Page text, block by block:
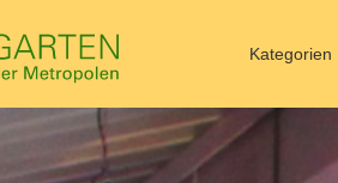
Kategorien